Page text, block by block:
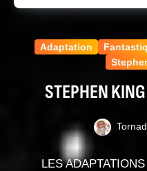
Adaptation
STEPHEN
LES